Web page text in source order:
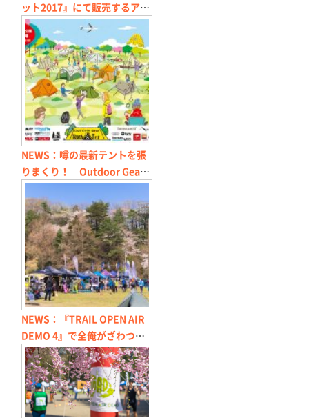
ット2017』にて販売するアイ
テムについて【続報】
NEWS：噂の最新テントを張
りまくり！ Outdoor Gear
Touch&Try 2017 in 城南島海
浜公園キャンプ場
NEWS：『TRAIL OPEN AIR
DEMO 4』で全俺がざわつい
たアウトドア・ギアまとめ